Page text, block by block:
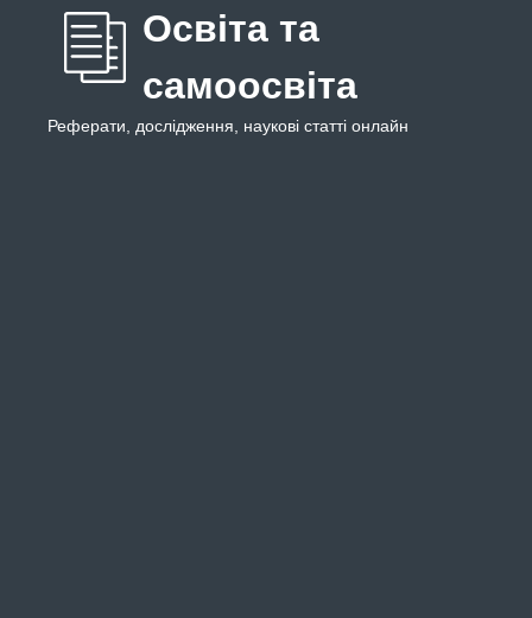
Освіта та
самоосвіта
Реферати, дослідження, наукові статті онлайн